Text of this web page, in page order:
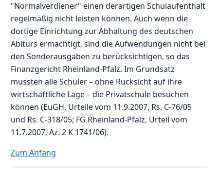
"Normalverdiener" einen derartigen Schulaufenthalt
regelmäßig nicht leisten können. Auch wenn die
dortige Einrichtung zur Abhaltung des deutschen
Abiturs ermächtigt, sind die Aufwendungen nicht bei
den Sonderausgaben zu berücksichtigen, so das
Finanzgericht Rheinland-Pfalz. Im Grundsatz
müssten alle Schüler – ohne Rücksicht auf ihre
wirtschaftliche Lage – die Privatschule besuchen
können (EuGH, Urteile vom 11.9.2007, Rs. C-76/05
und Rs. C-318/05; FG Rheinland-Pfalz, Urteil vom
11.7.2007, Az. 2 K 1741/06).
Zum Anfang